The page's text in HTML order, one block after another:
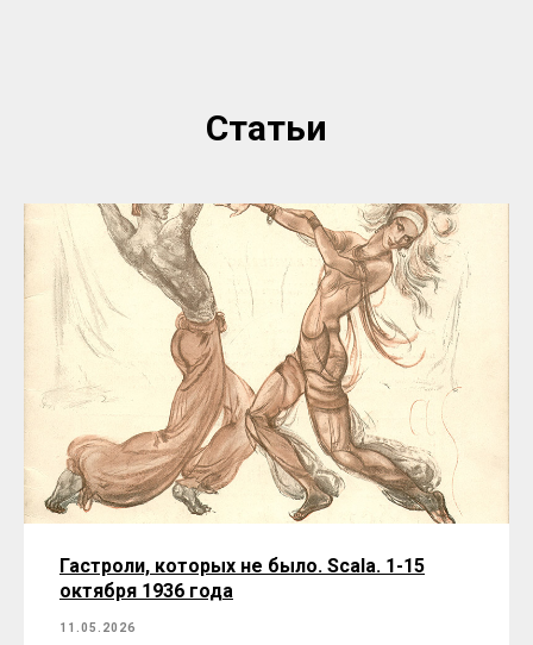
Статьи
Гастроли, которых не было. Scala. 1-15
октября 1936 года
11.05.2026